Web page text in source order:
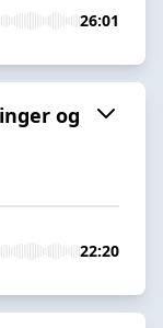
26:01
og
22:20